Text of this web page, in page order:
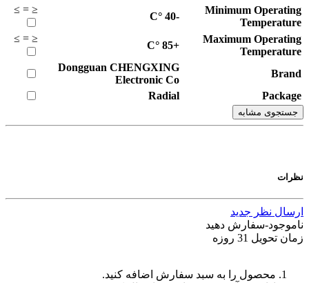
Minimum Operating
Temperature
-40
°C
≤
=
≥
Maximum Operating
Temperature
+85
°C
≤
=
≥
Brand
Dongguan CHENGXING
Electronic Co
Package
Radial
جستجوی مشابه
نظرات
ارسال نظر جدید
ناموجود-سفارش دهید
زمان تحویل 31 روزه
محصول را به سبد سفارش اضافه کنید.